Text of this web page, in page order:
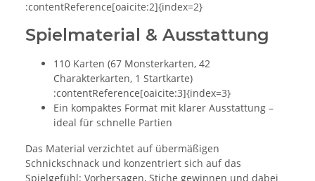
:contentReference[oaicite:2]{index=2}
Spielmaterial & Ausstattung
110 Karten (67 Monsterkarten, 42
Charakterkarten, 1 Startkarte)
:contentReference[oaicite:3]{index=3}
Ein kompaktes Format mit klarer Ausstattung –
ideal für schnelle Partien
Das Material verzichtet auf übermäßigen
Schnickschnack und konzentriert sich auf das
Spielgefühl: Vorhersagen, Stiche gewinnen und dabei